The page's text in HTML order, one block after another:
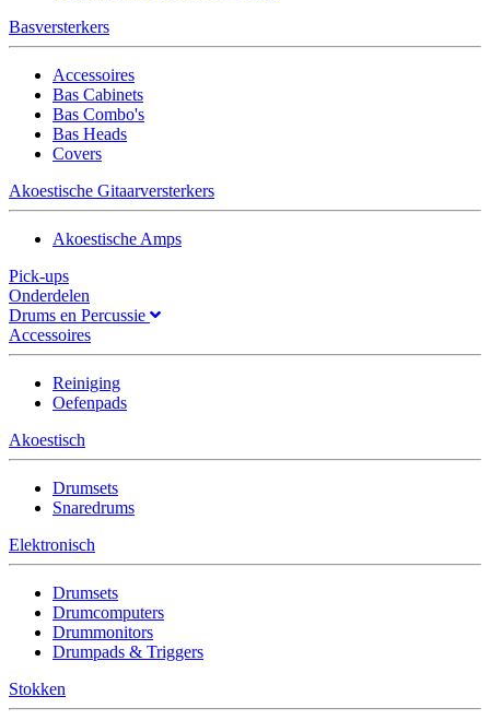
Basversterkers
Accessoires
Bas Cabinets
Bas Combo's
Bas Heads
Covers
Akoestische Gitaarversterkers
Akoestische Amps
Pick-ups
Onderdelen
Drums en Percussie
Accessoires
Reiniging
Oefenpads
Akoestisch
Drumsets
Snaredrums
Elektronisch
Drumsets
Drumcomputers
Drummonitors
Drumpads & Triggers
Stokken